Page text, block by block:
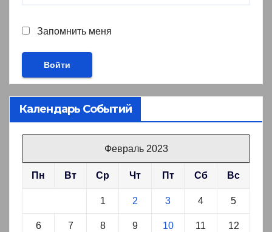
Запомнить меня
Календарь Событий
Февраль 2023
Пн Вт Ср Чт Пт Сб Вс
1 2 3 4 5
6 7 8 9 10 11 12